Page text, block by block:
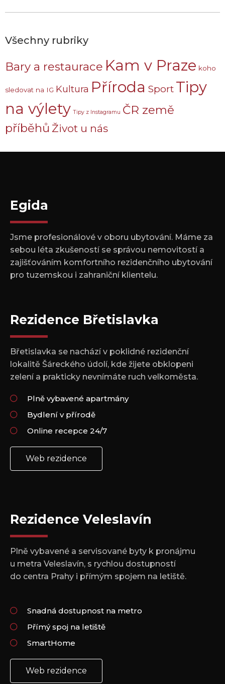
Všechny rubriky
Bary a restaurace Kam v Praze koho
sledovat na IG Kultura Příroda Sport Tipy
na výlety Tipy z Instagramu ČR země
příběhů Život u nás
Egida
Jsme profesionálové v oboru ubytování. Máme za
sebou léta zkušeností se správou nemovitostí a
zajišťováním komfortního rezidenčního ubytování
pro tuzemskou i zahraniční klientelu.
Rezidence Břetislavka
Břetislavka se nachází v poklidné rezidenční
lokalitě Šáreckého údolí, kde žijete obklopeni
zelení a prakticky nevnímáte ruch velkoměsta.
Plně vybavené apartmány
Bydlení v přírodě
Online recepce 24/7
Web rezidence
Rezidence Veleslavín
Plně vybavené a servisované byty k pronájmu
u metra Veleslavín, s rychlou dostupností
do centra Prahy i přímým spojem na letiště.
Snadná dostupnost na metro
Přímý spoj na letiště
SmartHome
Web rezidence